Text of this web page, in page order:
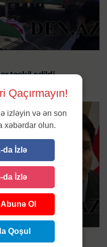
təşkil edildi
izləyin və ən son
xəbərdar olun.
da İzlə
da İzlə
Ol
Qoşul